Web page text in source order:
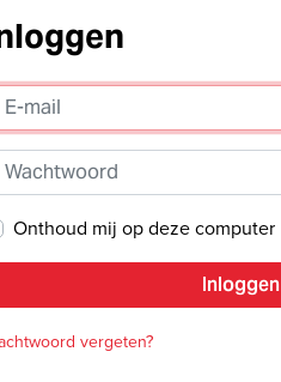
Onthoud mij op deze computer
Inloggen
vergeten?